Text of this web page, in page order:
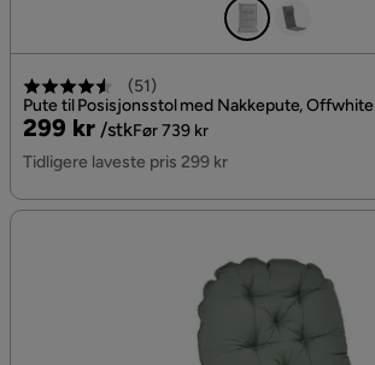
(51)
Pute til Posisjonsstol med Nakkepute, Offwhite
Pris
299 kr /stk
Original
Pris
Før 739 kr
Tidligere laveste pris 299 kr